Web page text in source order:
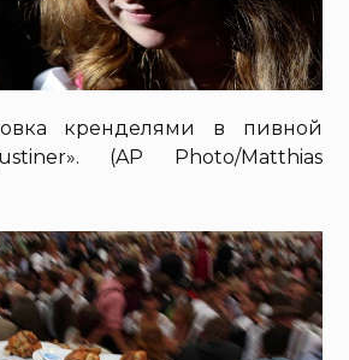
кренделями в пивной
(AP Photo/Matthias